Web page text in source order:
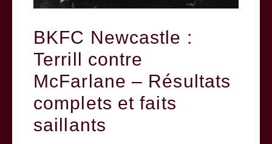
BKFC Newcastle :
Terrill contre
McFarlane – Résultats
complets et faits
saillants